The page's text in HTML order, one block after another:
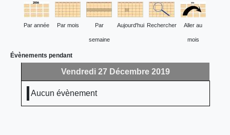
Par année Par mois Par
semaine
Aujourd'hui Rechercher Aller au
mois
Évènements pendant
Vendredi 27 Décembre 2019
Aucun évènement